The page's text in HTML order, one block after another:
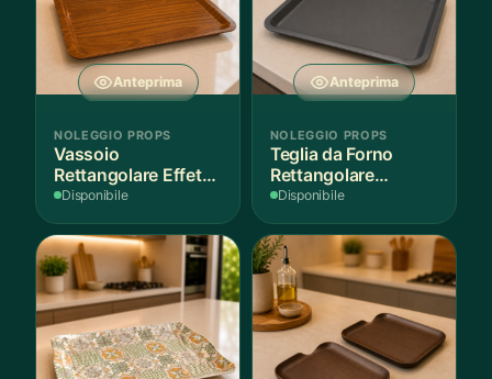
Anteprima
NOLEGGIO PROPS
Vassoio
Rettangolare Effetto
Legno
Disponibile
Anteprima
NOLEGGIO PROPS
Teglia da Forno
Rettangolare
Antiaderente
Disponibile